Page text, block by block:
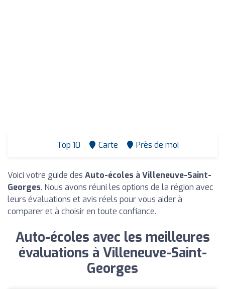
Top 10 Carte Près de moi
Voici votre guide des Auto-écoles à Villeneuve-Saint-
Georges. Nous avons réuni les options de la région avec
leurs évaluations et avis réels pour vous aider à
comparer et à choisir en toute confiance.
Auto-écoles avec les meilleures
évaluations à Villeneuve-Saint-
Georges